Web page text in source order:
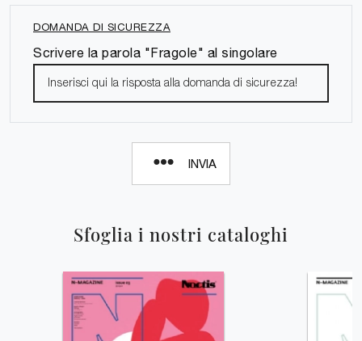
Sfoglia i nostri cataloghi
DOMANDA DI SICUREZZA
Scrivere la parola "Fragole" al singolare
INVIA